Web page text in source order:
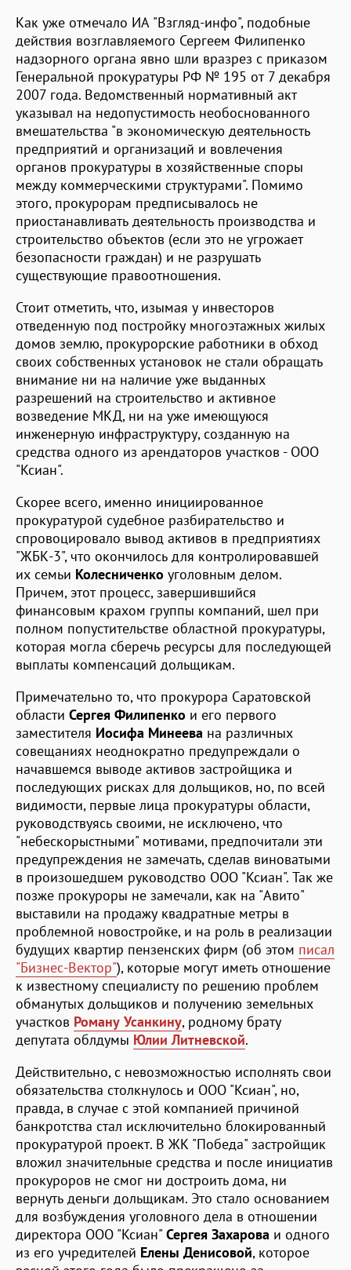
Как уже отмечало ИА "Взгляд-инфо", подобные
действия возглавляемого Сергеем Филипенко
надзорного органа явно шли вразрез с приказом
Генеральной прокуратуры РФ № 195 от 7 декабря
2007 года. Ведомственный нормативный акт
указывал на недопустимость необоснованного
вмешательства "в экономическую деятельность
предприятий и организаций и вовлечения
органов прокуратуры в хозяйственные споры
между коммерческими структурами". Помимо
этого, прокурорам предписывалось не
приостанавливать деятельность производства и
строительство объектов (если это не угрожает
безопасности граждан) и не разрушать
существующие правоотношения.
Стоит отметить, что, изымая у инвесторов
отведенную под постройку многоэтажных жилых
домов землю, прокурорские работники в обход
своих собственных установок не стали обращать
внимание ни на наличие уже выданных
разрешений на строительство и активное
возведение МКД, ни на уже имеющуюся
инженерную инфраструктуру, созданную на
средства одного из арендаторов участков - ООО
"Ксиан".
Скорее всего, именно инициированное
прокуратурой судебное разбирательство и
спровоцировало вывод активов в предприятиях
"ЖБК-3", что окончилось для контролировавшей
их семьи Колесниченко уголовным делом.
Причем, этот процесс, завершившийся
финансовым крахом группы компаний, шел при
полном попустительстве областной прокуратуры,
которая могла сберечь ресурсы для последующей
выплаты компенсаций дольщикам.
Примечательно то, что прокурора Саратовской
области Сергея Филипенко и его первого
заместителя Иосифа Минеева на различных
совещаниях неоднократно предупреждали о
начавшемся выводе активов застройщика и
последующих рисках для дольщиков, но, по всей
видимости, первые лица прокуратуры области,
руководствуясь своими, не исключено, что
"небескорыстными" мотивами, предпочитали эти
предупреждения не замечать, сделав виноватыми
в произошедшем руководство ООО "Ксиан". Так же
позже прокуроры не замечали, как на "Авито"
выставили на продажу квадратные метры в
проблемной новостройке, и на роль в реализации
будущих квартир пензенских фирм (об этом писал
"Бизнес-Вектор"), которые могут иметь отношение
к известному специалисту по решению проблем
обманутых дольщиков и получению земельных
участков Роману Усанкину, родному брату
депутата облдумы Юлии Литневской.
Действительно, с невозможностью исполнять свои
обязательства столкнулось и ООО "Ксиан", но,
правда, в случае с этой компанией причиной
банкротства стал исключительно блокированный
прокуратурой проект. В ЖК "Победа" застройщик
вложил значительные средства и после инициатив
прокуроров не смог ни достроить дома, ни
вернуть деньги дольщикам. Это стало основанием
для возбуждения уголовного дела в отношении
директора ООО "Ксиан" Сергея Захарова и одного
из его учредителей Елены Денисовой, которое